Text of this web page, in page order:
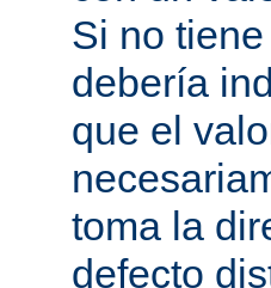
Si no
debería
que el
toma la
defecto